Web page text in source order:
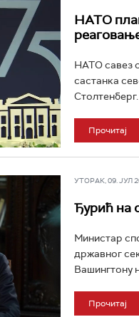
НАТО
НАТО савез
састанка
Прочитај
УТОРАК, 09. ЈУЛ
Ђурић на
Министар
државног
Вашингтону
Прочитај